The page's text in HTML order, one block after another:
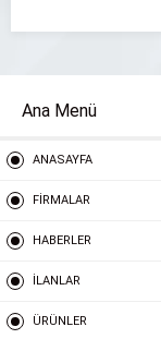
Ana Menü
ANASAYFA
FİRMALAR
HABERLER
İLANLAR
ÜRÜNLER